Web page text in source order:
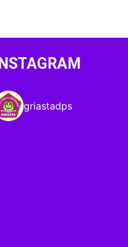
INSTAGRAM
griastadps